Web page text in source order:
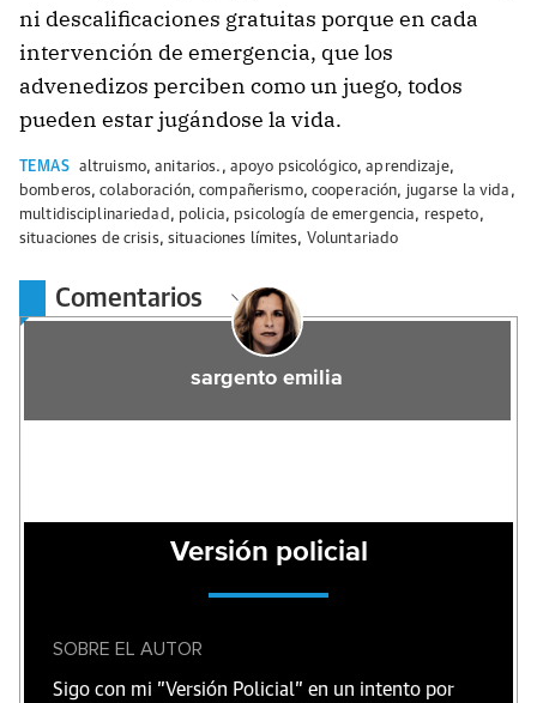
ni descalificaciones gratuitas porque en cada
intervención de emergencia, que los
advenedizos perciben como un juego, todos
pueden estar jugándose la vida.
TEMAS altruismo,anitarios. , apoyo psicológico,aprendizaje,
bomberos,colaboración,compañerismo, cooperación, jugarse la vida ,
multidisciplinariedad , policia, psicología de emergencia, respeto,
situaciones de crisis, situaciones límites, Voluntariado
Comentarios
sargento emilia
Versión policial
SOBRE EL AUTOR
Sigo con mi "Versión Policial" en un intento por